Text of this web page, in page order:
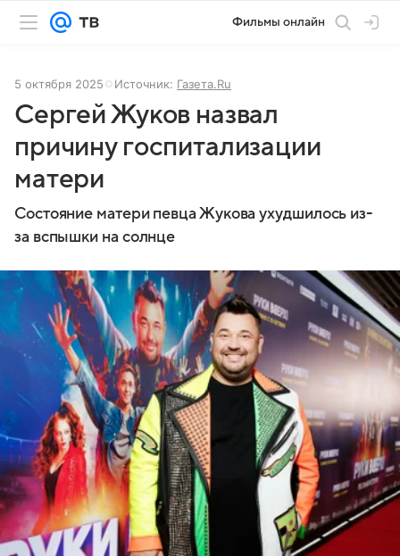
Фильмы онлайн
5 октября 2025 Источник: Газета.Ru
Сергей Жуков назвал
причину госпитализации
матери
Состояние матери певца Жукова ухудшилось из-
за вспышки на солнце